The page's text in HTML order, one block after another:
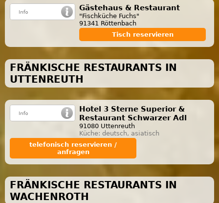
Gästehaus & Restaurant
"Fischküche Fuchs"
91341 Röttenbach
Tisch reservieren
FRÄNKISCHE RESTAURANTS IN
UTTENREUTH
Hotel 3 Sterne Superior &
Restaurant Schwarzer Adl
91080 Uttenreuth
Küche: deutsch, asiatisch
telefonisch reservieren /
anfragen
FRÄNKISCHE RESTAURANTS IN
WACHENROTH